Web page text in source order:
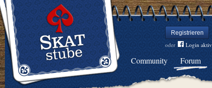
Registrieren
oder Login
Community Forum